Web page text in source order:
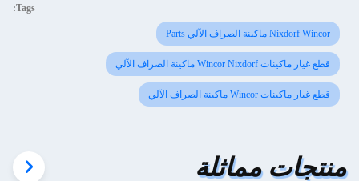
Tags:
Nixdorf Wincor ماكينة الصراف الآلي Parts
قطع غيار ماكينات Wincor Nixdorf ماكينة الصراف الآلي
قطع غيار ماكينات Wincor ماكينة الصراف الآلي
منتجات مماثلة